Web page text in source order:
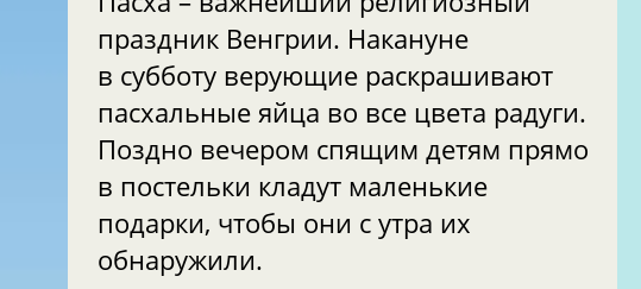
праздник Венгрии. Накануне
в субботу верующие раскрашивают
пасхальные яйца во все цвета радуги.
Поздно вечером спящим детям прямо
в постельки кладут маленькие
подарки, чтобы они с утра их
обнаружили.